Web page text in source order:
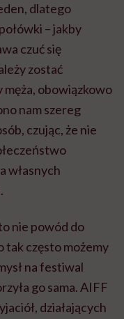
dlatego
– jakby
czuć się
zostać
męża, obowiązkowo
nam szereg
czując, że nie
własnych
nie powód do
tak często możemy
na festiwal
go sama. AIFF
działających